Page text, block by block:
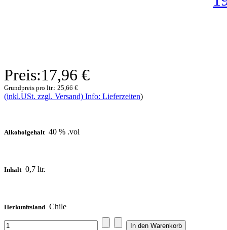
Preis:17,96 €
Grundpreis pro ltr.: 25,66 €
(inkl.USt. zzgl. Versand) Info: Lieferzeiten)
Alkoholgehalt 40 % .vol
Inhalt 0,7 ltr.
Herkunftsland Chile